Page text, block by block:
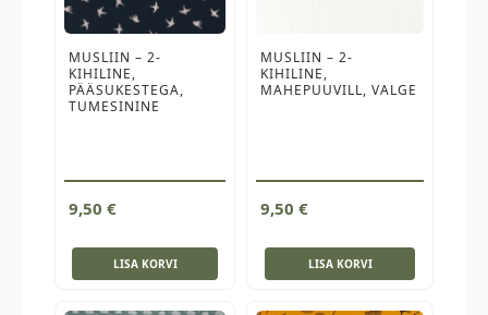
MUSLIIN – 2-
KIHILINE,
PÄÄSUKESTEGA,
TUMESININE
9,50 €
LISA KORVI
MUSLIIN – 2-
KIHILINE,
MAHEPUUVILL, VALGE
9,50 €
LISA KORVI